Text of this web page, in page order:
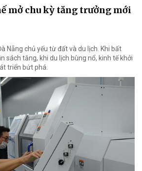
mở chu kỳ tăng trưởng mới
Nẵng chủ yếu từ đất và du lịch. Khi bất
sách tăng, khi du lịch bùng nổ, kinh tế khởi
triển bứt phá.